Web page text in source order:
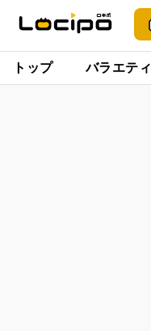
トップ バラエティ